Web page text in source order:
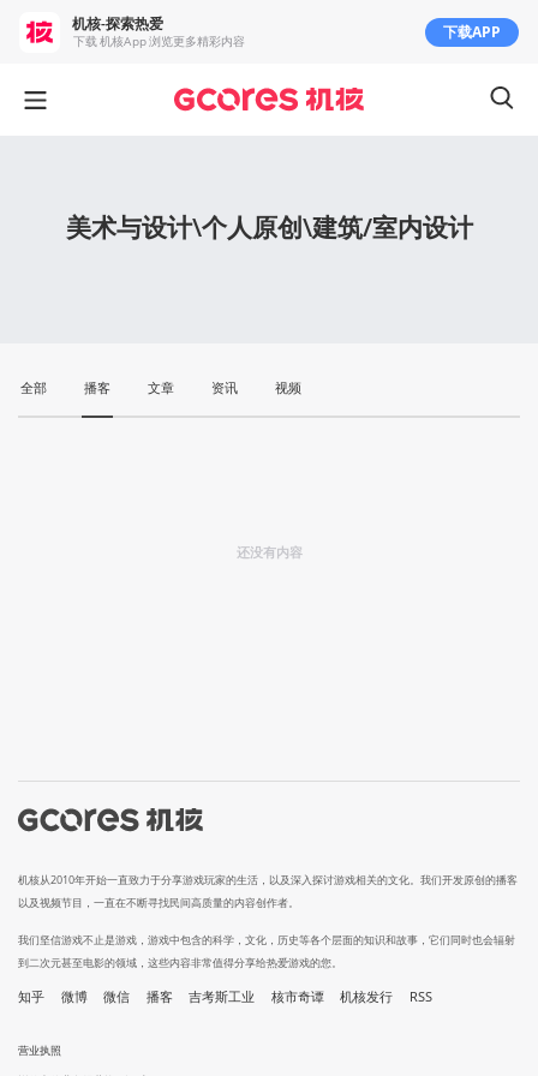
美术与设计\个人原创\建筑/室内设计
全部 播客 文章 资讯 视频
还没有内容
机核从2010年开始一直致力于分享游戏玩家的生活，以及深入探讨游戏相关的文化。我们开发原创的播客
以及视频节目，一直在不断寻找民间高质量的内容创作者。
我们坚信游戏不止是游戏，游戏中包含的科学，文化，历史等各个层面的知识和故事，它们同时也会辐射
到二次元甚至电影的领域，这些内容非常值得分享给热爱游戏的您。
知乎 微博 微信 播客 吉考斯工业 核市奇谭 机核发行 RSS
营业执照
机核-探索热爱
下载 机核App 浏览更多精彩内容 下载APP